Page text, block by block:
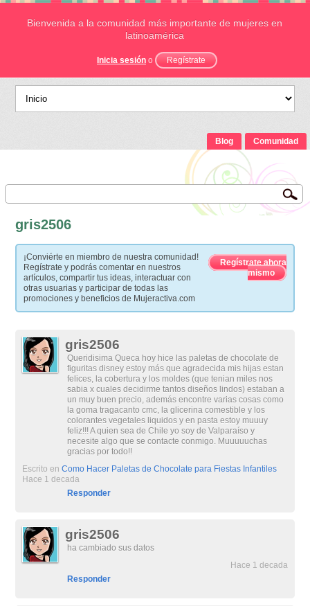
Bienvenida a la comunidad más importante de mujeres en
latinoamérica
Inicia sesión o Regístrate
Blog Comunidad
gris2506
¡Conviérte en miembro de nuestra comunidad!
Regístrate y podrás comentar en nuestros
artículos, compartir tus ideas, interactuar con
otras usuarias y participar de todas las
promociones y beneficios de Mujeractiva.com
Regístrate ahora
mismo
gris2506
Queridisima Queca hoy hice las paletas de chocolate de
figuritas disney estoy más que agradecida mis hijas estan
felices, la cobertura y los moldes (que tenian miles nos
sabia x cuales decidirme tantos diseños lindos) estaban a
un muy buen precio, además encontre varias cosas como
la goma tragacanto cmc, la glicerina comestible y los
colorantes vegetales liquidos y en pasta estoy muuuy
feliz!!! A quien sea de Chile yo soy de Valparaíso y
necesite algo que se contacte conmigo. Muuuuuchas
gracias por todo!!
Escrito enComo Hacer Paletas de Chocolate para Fiestas Infantiles
Hace 1 decada
Responder
gris2506
ha cambiado sus datos
Hace 1 decada
Responder